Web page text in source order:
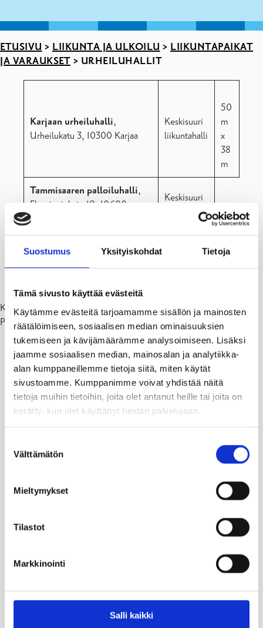
Suostumus Yksityiskohdat Tietoja
Tämä sivusto käyttää evästeitä
Käytämme evästeitä tarjoamamme sisällön ja mainosten
räätälöimiseen, sosiaalisen median ominaisuuksien
tukemiseen ja kävijämäärämme analysoimiseen. Lisäksi
jaamme sosiaalisen median, mainosalan ja analytiikka-
alan kumppaneillemme tietoja siitä, miten käytät
sivustoamme. Kumppanimme voivat yhdistää näitä
tietoja muihin tietoihin, joita olet antanut heille tai joita on
kerätty, kun olet käyttänyt heidän palvelujaan.
valinta
Välttämätön
Mieltymykset
Tilastot
Markkinointi
Salli kaikki
ETUSIVU > LIIKUNTA JA ULKOILU > LIIKUNTAPAIKAT
JA VARAUKSET > URHEILUHALLIT
Karjaan urheiluhalli,
Urheilukatu 3, 10300 Karjaa
Keskisuuri
liikuntahalli
50
m
x
38
m
Tammisaaren palloiluhalli,
Fleminginkatu 19, 10600
Tammisaari
Keskisuuri
liikuntahalli
Tammisaaren uimahalli ,
Fleminginkatu 19, 10600
Keskisuuri
uimahalli
Keskisuuri liikuntahalli on 1000 m –2400 m
Pieni jalkapallohalli on 40 m x 70 m
Tammisaaren palloiluhalli